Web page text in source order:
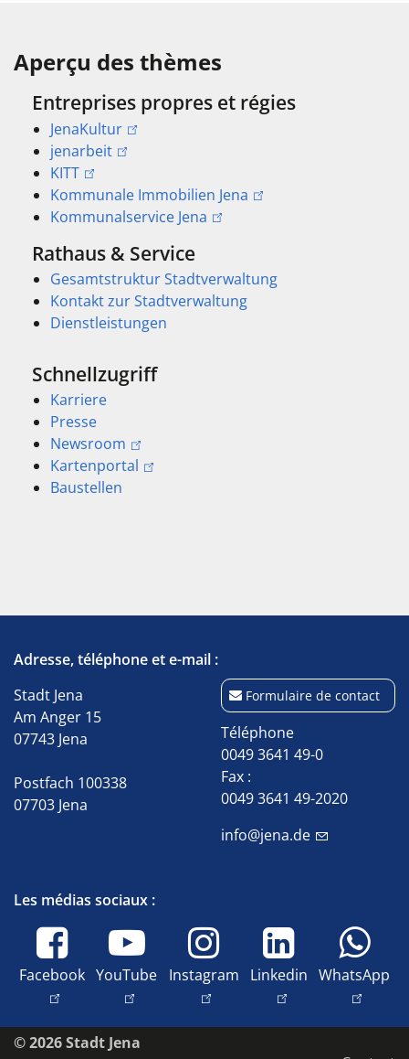
Aperçu des thèmes
Entreprises propres et régies
JenaKultur
jenarbeit
KITT
Kommunale Immobilien Jena
Kommunalservice Jena
Rathaus & Service
Gesamtstruktur Stadtverwaltung
Kontakt zur Stadtverwaltung
Dienstleistungen
Schnellzugriff
Karriere
Presse
Newsroom
Kartenportal
Baustellen
Adresse, téléphone et e-mail :
Stadt Jena
Am Anger 15
07743 Jena
Postfach 100338
07703 Jena
Formulaire de contact
Téléphone
0049 3641 49-0
Fax :
0049 3641 49-2020
info@jena.de
Les médias sociaux :
Facebook YouTube Instagram Linkedin WhatsApp
© 2026 Stadt Jena